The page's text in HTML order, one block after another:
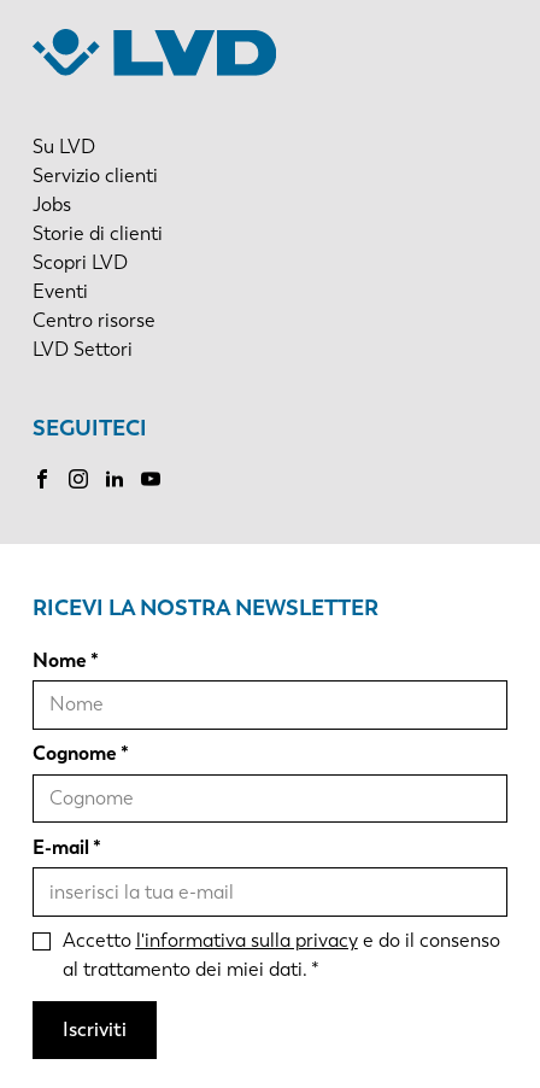
Su LVD
Servizio clienti
Jobs
Storie di clienti
Scopri LVD
Eventi
Centro risorse
LVD Settori
SEGUITECI
RICEVI LA NOSTRA NEWSLETTER
Nome
Cognome
E-mail
Accetto l'informativa sulla privacye do il consenso
al trattamento dei miei dati.
Iscriviti